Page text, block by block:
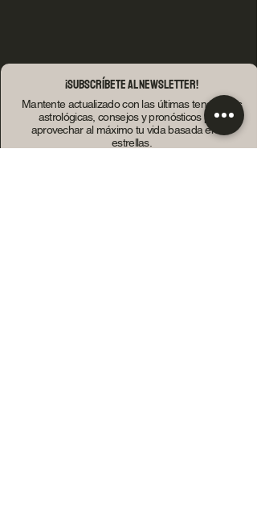
¡Subscríbete al Newsletter!
Mantente actualizado con las últimas tendencias
astrológicas, consejos y pronósticos para
aprovechar al máximo tu vida basada en las
estrellas.